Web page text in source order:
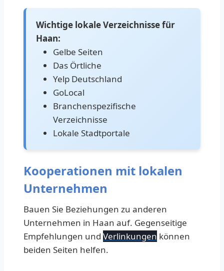
Wichtige lokale Verzeichnisse für
Haan:
Gelbe Seiten
Das Örtliche
Yelp Deutschland
GoLocal
Branchenspezifische
Verzeichnisse
Lokale Stadtportale
Kooperationen mit lokalen
Unternehmen
Bauen Sie Beziehungen zu anderen
Unternehmen in Haan auf. Gegenseitige
Empfehlungen und Verlinkungen können
beiden Seiten helfen.